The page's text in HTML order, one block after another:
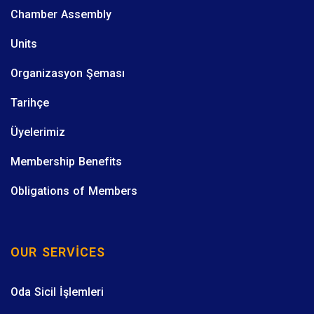
Chamber Assembly
Units
Organizasyon Şeması
Tarihçe
Üyelerimiz
Membership Benefits
Obligations of Members
OUR SERVICES
Oda Sicil İşlemleri